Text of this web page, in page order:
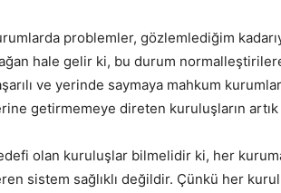
problemler, gözlemlediğim
hale gelir ki, bu durum
ve yerinde saymaya mahkum
getirmemeye direten kuruluşların artık
olan kuruluşlar bilmelidir ki, her
sistem sağlıklı değildir. Çünkü her